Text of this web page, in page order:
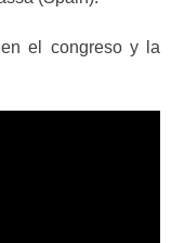
el congreso y la